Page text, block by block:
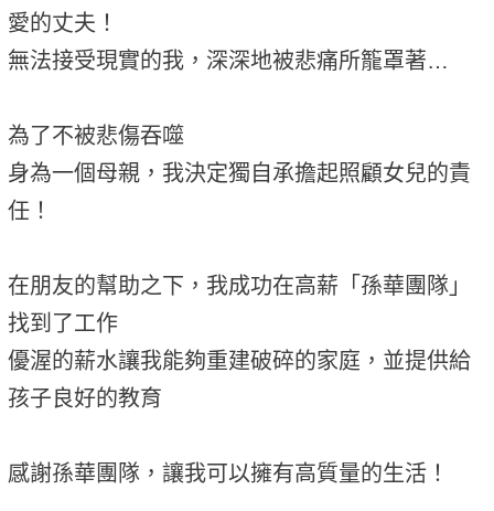
愛的丈夫！
無法接受現實的我，深深地被悲痛所籠罩著…
為了不被悲傷吞噬
身為一個母親，我決定獨自承擔起照顧女兒的責
任！
在朋友的幫助之下，我成功在高薪「孫華團隊」
找到了工作
優渥的薪水讓我能夠重建破碎的家庭，並提供給
孩子良好的教育
感謝孫華團隊，讓我可以擁有高質量的生活！